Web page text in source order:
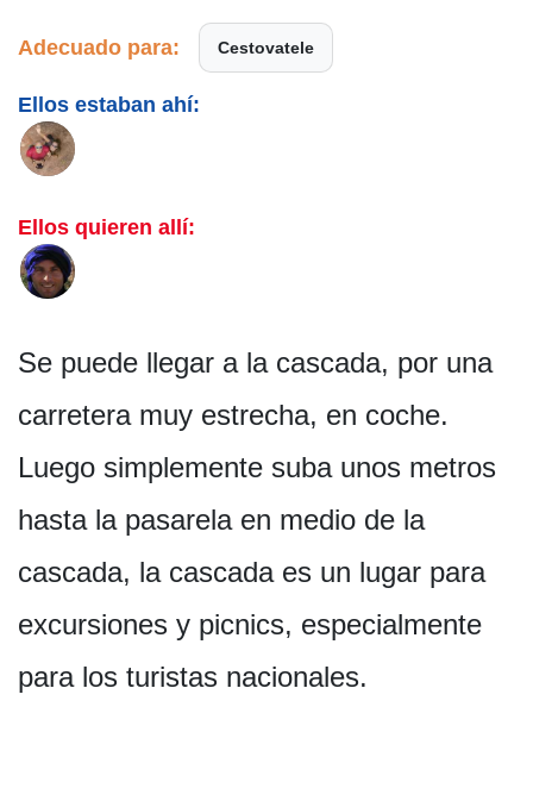
Adecuado para: Cestovatele
Ellos estaban ahí:
Ellos quieren allí:
Se puede llegar a la cascada, por una
carretera muy estrecha, en coche.
Luego simplemente suba unos metros
hasta la pasarela en medio de la
cascada, la cascada es un lugar para
excursiones y picnics, especialmente
para los turistas nacionales.